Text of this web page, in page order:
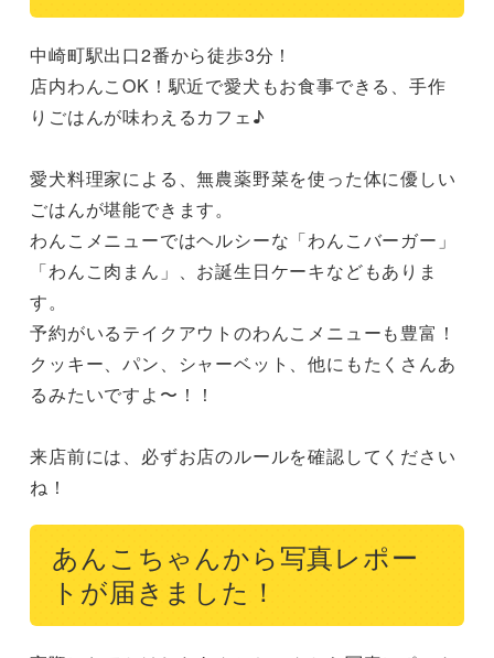
中崎町駅出口2番から徒歩3分！
店内わんこOK！駅近で愛犬もお食事できる、手作
りごはんが味わえるカフェ♪
愛犬料理家による、無農薬野菜を使った体に優しい
ごはんが堪能できます。
わんこメニューではヘルシーな「わんこバーガー」
「わんこ肉まん」、お誕生日ケーキなどもありま
す。
予約がいるテイクアウトのわんこメニューも豊富！
クッキー、パン、シャーベット、他にもたくさんあ
るみたいですよ〜！！
来店前には、必ずお店のルールを確認してください
ね！
あんこちゃんから写真レポー
トが届きました！